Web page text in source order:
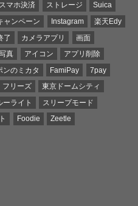
スマホ決済 ストレージ
Suica
ャンペーン Instagram
楽天Edy
了 カメラアプリ
画面
真 アイコン
アプリ削除
ンのミカタ FamiPay
7pay
フリーズ
東京ドームシティ
ーライト
スリープモード
Foodie Zeetle